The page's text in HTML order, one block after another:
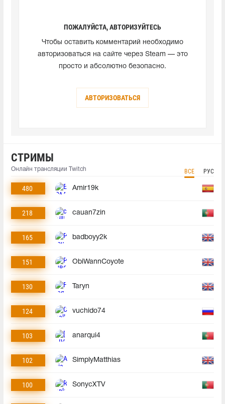
ПОЖАЛУЙСТА, АВТОРИЗУЙТЕСЬ
Чтобы оставить комментарий необходимо
авторизоваться на сайте через Steam — это
просто и абсолютно безопасно.
АВТОРИЗОВАТЬСЯ
СТРИМЫ
Онлайн трансляции Twitch ВСЕ РУС
480 Amir19k
218 cauan7zin
165 badboyy2k
151 ObiWannCoyote
130 Taryn
124 vuchido74
103 anarqui4
102 SimplyMatthias
100 SonycXTV